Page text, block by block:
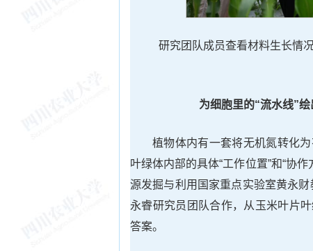
研究团队成员查看材料生长情
为细胞里的“流水线”
植物体内有一套将无机氮转化
叶绿体内部的具体“工作位置”和“协
源发掘与利用国家重点实验室黄永
永睿研究员团队合作，从玉米叶片
答案。